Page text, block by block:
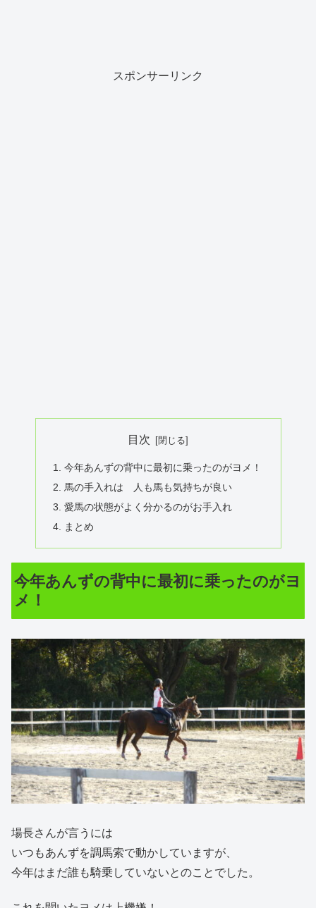
スポンサーリンク
目次
今年あんずの背中に最初に乗ったのがヨメ！
馬の手入れは 人も馬も気持ちが良い
愛馬の状態がよく分かるのがお手入れ
まとめ
今年あんずの背中に最初に乗ったのがヨ
メ！
場長さんが言うには
いつもあんずを調馬索で動かしていますが、
今年はまだ誰も騎乗していないとのことでした。